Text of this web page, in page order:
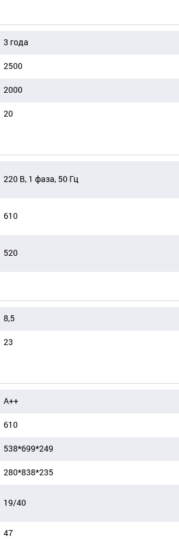
3 года
2500
2000
20
220 В, 1 фаза, 50 Гц
610
520
8,5
23
A++
610
538*699*249
280*838*235
19/40
47